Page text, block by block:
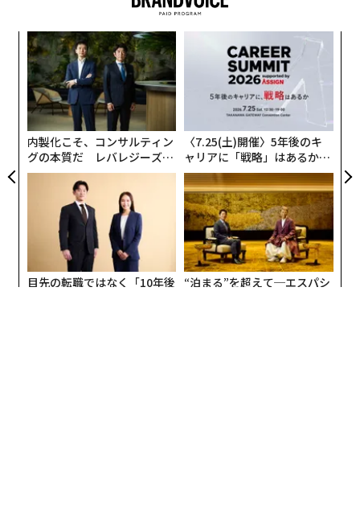
内製化こそ、コンサルティン
グの本質だ レバレジーズが
実践する、次世代ファームの
〈7.25(土)開催〉5年後のキ
ャリアに「戦略」はあるか。
トップエグゼクティブのキャ
リアに触れる1日│CAREER S
UMMIT 2026
目先の転職ではなく「10年後
“泊まる”を超えて─エスパシ